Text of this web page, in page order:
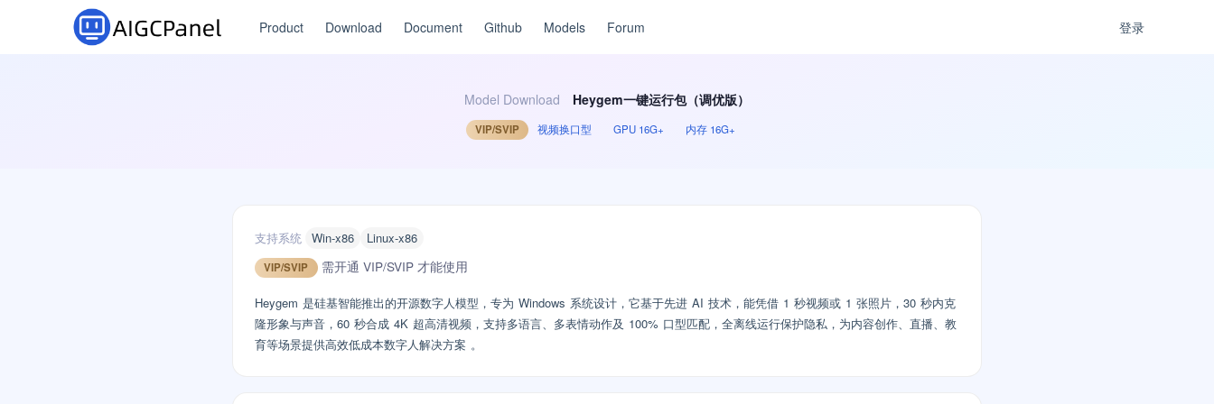
登录
Product Download Document Github Models Forum
Model Download Heygem一键运行包（调优版）
VIP/SVIP 视频换口型 GPU 16G+ 内存 16G+
支持系统 Win-x86 Linux-x86
VIP/SVIP 需开通 VIP/SVIP 才能使用
Heygem 是硅基智能推出的开源数字人模型，专为 Windows 系统设计，它基于先进 AI 技术，能凭借 1 秒视频或 1 张照片，30 秒内克
隆形象与声音，60 秒合成 4K 超高清视频，支持多语言、多表情动作及 100% 口型匹配，全离线运行保护隐私，为内容创作、直播、教
育等场景提供高效低成本数字人解决方案 。